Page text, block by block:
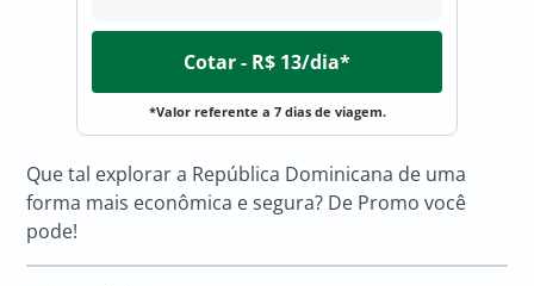
Cotar - R$ 13/dia*
*Valor referente a 7 dias de viagem.
Que tal explorar a República Dominicana de uma
forma mais econômica e segura? De Promo você
pode!